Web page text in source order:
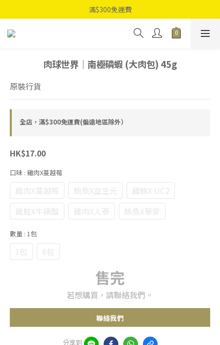
滿$300免運費
肉球世界｜南極磷蝦 (大肉包) 45g
原裝行貨
全店，滿$300免運費(偏遠地區除外）
HK$17.00
口味 : 雞肉X蔓越莓
雞肉X蔓越莓 鮪魚X益生元
雞鮪X UC2
雞鮭X牛磺酸
雞肉X人蔘 鮪魚X藜麥
數量 : 1包
1包 6包
售完
若想購買，請聯絡我們。
聯絡我們
分享到